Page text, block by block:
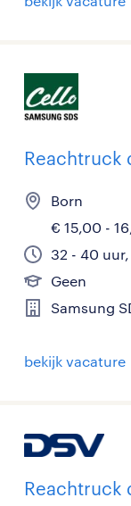
Reachtruck
Born
€ 15,00 -
32 - 40
Geen
Samsung
bekijk vacature
Reachtruck